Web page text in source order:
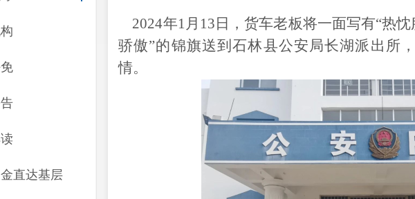
直达基层
2024年1月13日，货车老板将一面写有“热
骄傲”的锦旗送到石林县公安局长湖派出所
情。